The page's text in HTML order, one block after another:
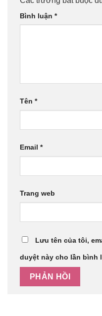
Bình luận *
Tên *
Email *
Trang web
Lưu tên của tôi,
duyệt này cho lần bình